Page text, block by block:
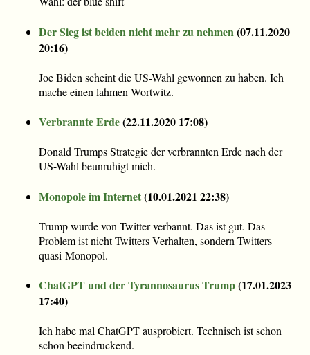
Der Sieg ist beiden nicht mehr zu nehmen (07.11.2020
20:16)
Joe Biden scheint die US-Wahl gewonnen zu haben. Ich
mache einen lahmen Wortwitz.
Verbrannte Erde(22.11.2020 17:08)
Donald Trumps Strategie der verbrannten Erde nach der
US-Wahl beunruhigt mich.
Monopole im Internet(10.01.2021 22:38)
Trump wurde von Twitter verbannt. Das ist gut. Das
Problem ist nicht Twitters Verhalten, sondern Twitters
quasi-Monopol.
ChatGPT und der Tyrannosaurus Trump(17.01.2023
17:40)
Ich habe mal ChatGPT ausprobiert. Technisch ist schon
schon beeindruckend.